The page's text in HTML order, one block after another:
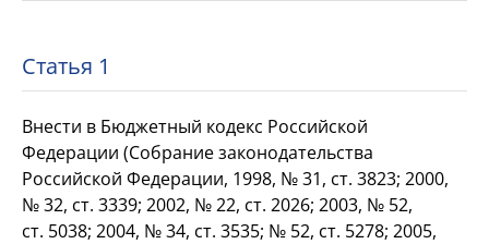
Статья 1
Внести в Бюджетный кодекс Российской
Федерации (Собрание законодательства
Российской Федерации, 1998, № 31, ст. 3823; 2000,
№ 32, ст. 3339; 2002, № 22, ст. 2026; 2003, № 52,
ст. 5038; 2004, № 34, ст. 3535; № 52, ст. 5278; 2005,